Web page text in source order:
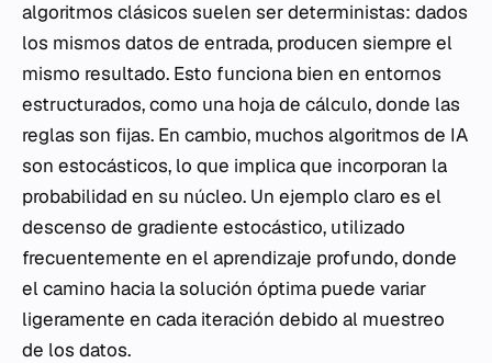
algoritmos clásicos suelen ser deterministas: dados
los mismos datos de entrada, producen siempre el
mismo resultado. Esto funciona bien en entornos
estructurados, como una hoja de cálculo, donde las
reglas son fijas. En cambio, muchos algoritmos de IA
son estocásticos, lo que implica que incorporan la
probabilidad en su núcleo. Un ejemplo claro es el
descenso de gradiente estocástico, utilizado
frecuentemente en el aprendizaje profundo, donde
el camino hacia la solución óptima puede variar
ligeramente en cada iteración debido al muestreo
de los datos.